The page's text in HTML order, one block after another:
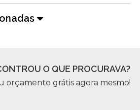
O QUE PROCURAVA?
orçamento grátis agora mesmo!